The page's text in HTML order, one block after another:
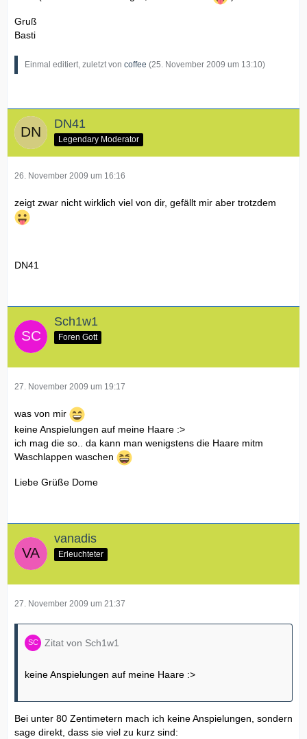
Gruß
Basti
Einmal editiert, zuletzt von coffee (25. November 2009 um 13:10)
DN41
Legendary Moderator
26. November 2009 um 16:16
zeigt zwar nicht wirklich viel von dir, gefällt mir aber trotzdem
DN41
Sch1w1
Foren Gott
27. November 2009 um 19:17
was von mir
keine Anspielungen auf meine Haare :>
ich mag die so.. da kann man wenigstens die Haare mitm
Waschlappen waschen
Liebe Grüße Dome
vanadis
Erleuchteter
27. November 2009 um 21:37
Zitat von Sch1w1
keine Anspielungen auf meine Haare :>
Bei unter 80 Zentimetern mach ich keine Anspielungen, sondern
sage direkt, dass sie viel zu kurz sind: